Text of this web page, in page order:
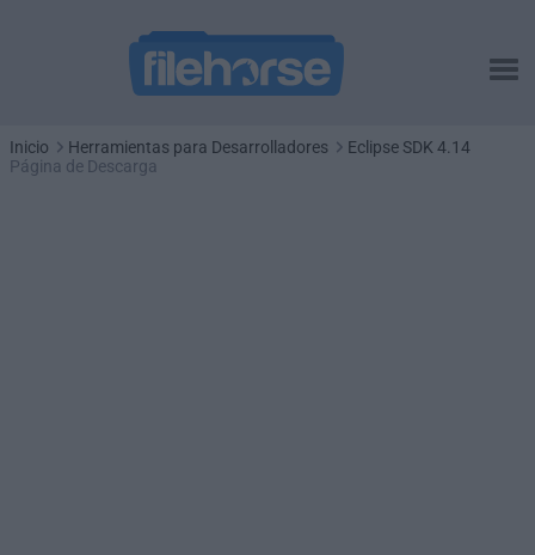
Inicio Herramientas para Desarrolladores
Eclipse SDK 4.14
Página de Descarga